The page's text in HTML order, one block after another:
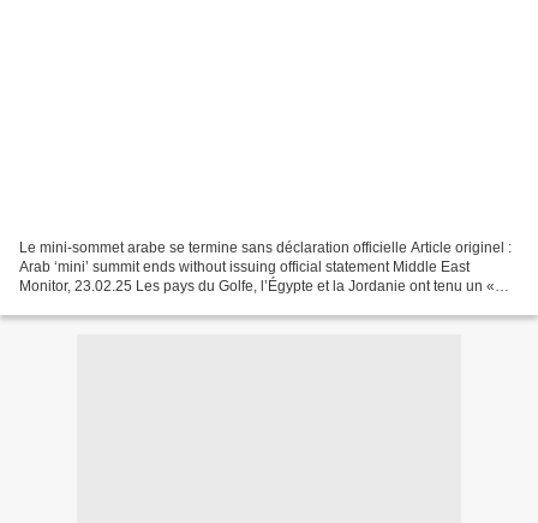
Le mini-sommet arabe se termine sans déclaration officielle Article originel :
Arab ‘mini’ summit ends without issuing official statement Middle East
Monitor, 23.02.25 Les pays du Golfe, l’Égypte et la Jordanie ont tenu un «